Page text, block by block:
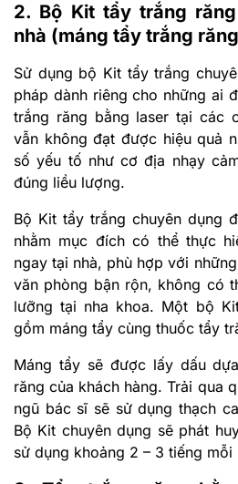
2. Bộ Kit tẩy trắng
nhà (máng tẩy trắng
Sử dụng bộ Kit tẩy trắng
pháp dành riêng cho những ai
trắng răng bằng laser tại các
vẫn không đạt được hiệu quả
số yếu tố như cơ địa nhạy
đúng liều lượng.
Bộ Kit tẩy trắng chuyên dụng
nhằm mục đích có thể thực
ngay tại nhà, phù hợp với
văn phòng bận rộn, không có
lưỡng tại nha khoa. Một bộ
gồm máng tẩy cùng thuốc tẩy
Máng tẩy sẽ được lấy dấu
răng của khách hàng. Trải qua
ngũ bác sĩ sẽ sử dụng thạch
Bộ Kit chuyên dụng sẽ phát
sử dụng khoảng 2 – 3 tiếng mỗi